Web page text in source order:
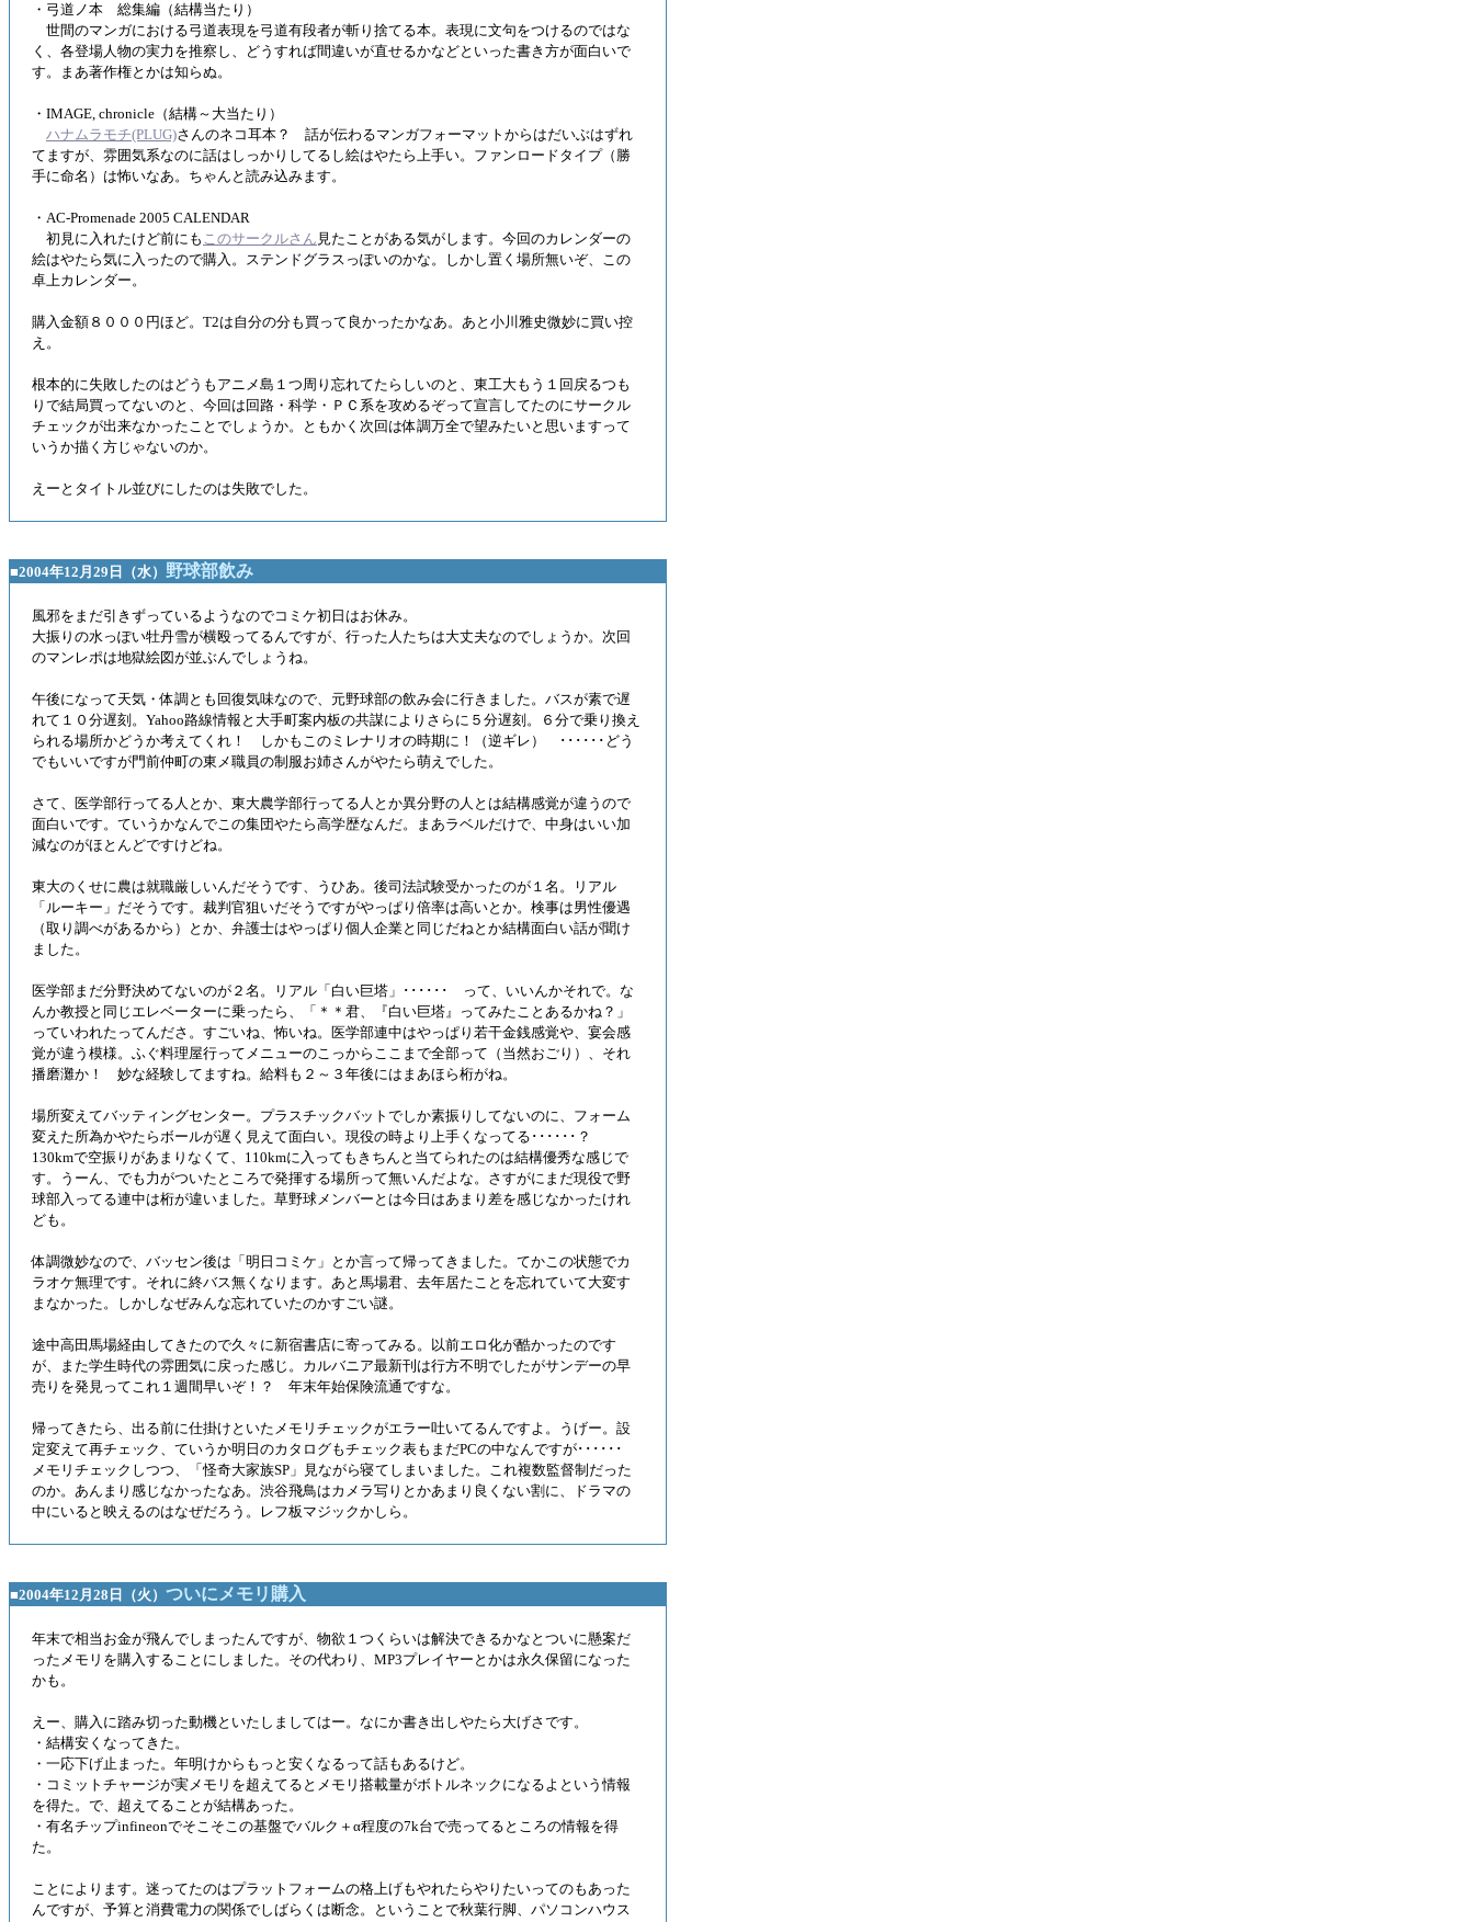
・弓道ノ本 総集編（結構当たり）
世間のマンガにおける弓道表現を弓道有段者が斬り捨てる本。表現に文句をつけるのではな
く、各登場人物の実力を推察し、どうすれば間違いが直せるかなどといった書き方が面白いで
す。まあ著作権とかは知らぬ。
・IMAGE, chronicle（結構～大当たり）
ハナムラモチ(PLUG)さんのネコ耳本？ 話が伝わるマンガフォーマットからはだいぶはずれ
てますが、雰囲気系なのに話はしっかりしてるし絵はやたら上手い。ファンロードタイプ（勝
手に命名）は怖いなあ。ちゃんと読み込みます。
・AC-Promenade 2005 CALENDAR
初見に入れたけど前にも このサークルさん 見たことがある気がします。今回のカレンダーの
絵はやたら気に入ったので購入。ステンドグラスっぽいのかな。しかし置く場所無いぞ、この
卓上カレンダー。
購入金額８０００円ほど。T2は自分の分も買って良かったかなあ。あと小川雅史微妙に買い控
え。
根本的に失敗したのはどうもアニメ島１つ周り忘れてたらしいのと、東工大もう１回戻るつも
りで結局買ってないのと、今回は回路・科学・ＰＣ系を攻めるぞって宣言してたのにサークル
チェックが出来なかったことでしょうか。ともかく次回は体調万全で望みたいと思いますって
いうか描く方じゃないのか。
えーとタイトル並びにしたのは失敗でした。
■2004年12月29日（水） 野球部飲み
風邪をまだ引きずっているようなのでコミケ初日はお休み。
大振りの水っぽい牡丹雪が横殴ってるんですが、行った人たちは大丈夫なのでしょうか。次回
のマンレポは地獄絵図が並ぶんでしょうね。
午後になって天気・体調とも回復気味なので、元野球部の飲み会に行きました。バスが素で遅
れて１０分遅刻。Yahoo路線情報と大手町案内板の共謀によりさらに５分遅刻。６分で乗り換え
られる場所かどうか考えてくれ！ しかもこのミレナリオの時期に！（逆ギレ） ･･････どう
でもいいですが門前仲町の東メ職員の制服お姉さんがやたら萌えでした。
さて、医学部行ってる人とか、東大農学部行ってる人とか異分野の人とは結構感覚が違うので
面白いです。ていうかなんでこの集団やたら高学歴なんだ。まあラベルだけで、中身はいい加
減なのがほとんどですけどね。
東大のくせに農は就職厳しいんだそうです、うひあ。後司法試験受かったのが１名。リアル
「ルーキー」だそうです。裁判官狙いだそうですがやっぱり倍率は高いとか。検事は男性優遇
（取り調べがあるから）とか、弁護士はやっぱり個人企業と同じだねとか結構面白い話が聞け
ました。
医学部まだ分野決めてないのが２名。リアル「白い巨塔」･･････ って、いいんかそれで。な
んか教授と同じエレベーターに乗ったら、「＊＊君、『白い巨塔』ってみたことあるかね？」
っていわれたってんださ。すごいね、怖いね。医学部連中はやっぱり若干金銭感覚や、宴会感
覚が違う模様。ふぐ料理屋行ってメニューのこっからここまで全部って（当然おごり）、それ
播磨灘か！ 妙な経験してますね。給料も２～３年後にはまあほら桁がね。
場所変えてバッティングセンター。プラスチックバットでしか素振りしてないのに、フォーム
変えた所為かやたらボールが遅く見えて面白い。現役の時より上手くなってる･･････？
130kmで空振りがあまりなくて、110kmに入ってもきちんと当てられたのは結構優秀な感じで
す。うーん、でも力がついたところで発揮する場所って無いんだよな。さすがにまだ現役で野
球部入ってる連中は桁が違いました。草野球メンバーとは今日はあまり差を感じなかったけれ
ども。
体調微妙なので、バッセン後は「明日コミケ」とか言って帰ってきました。てかこの状態でカ
ラオケ無理です。それに終バス無くなります。あと馬場君、去年居たことを忘れていて大変す
まなかった。しかしなぜみんな忘れていたのかすごい謎。
途中高田馬場経由してきたので久々に新宿書店に寄ってみる。以前エロ化が酷かったのです
が、また学生時代の雰囲気に戻った感じ。カルバニア最新刊は行方不明でしたがサンデーの早
売りを発見ってこれ１週間早いぞ！？ 年末年始保険流通ですな。
帰ってきたら、出る前に仕掛けといたメモリチェックがエラー吐いてるんですよ。うげー。設
定変えて再チェック、ていうか明日のカタログもチェック表もまだPCの中なんですが･･････
メモリチェックしつつ、「怪奇大家族SP」見ながら寝てしまいました。これ複数監督制だった
のか。あんまり感じなかったなあ。渋谷飛鳥はカメラ写りとかあまり良くない割に、ドラマの
中にいると映えるのはなぜだろう。レフ板マジックかしら。
■2004年12月28日（火） ついにメモリ購入
年末で相当お金が飛んでしまったんですが、物欲１つくらいは解決できるかなとついに懸案だ
ったメモリを購入することにしました。その代わり、MP3プレイヤーとかは永久保留になった
かも。
えー、購入に踏み切った動機といたしましてはー。なにか書き出しやたら大げさです。
・結構安くなってきた。
・一応下げ止まった。年明けからもっと安くなるって話もあるけど。
・コミットチャージが実メモリを超えてるとメモリ搭載量がボトルネックになるよという情報
を得た。で、超えてることが結構あった。
・有名チップinfineonでそこそこの基盤でバルク＋α程度の7k台で売ってるところの情報を得
た。
ことによります。迷ってたのはプラットフォームの格上げもやれたらやりたいってのもあった
んですが、予算と消費電力の関係でしばらくは断念。ということで秋葉行脚、パソコンハウス